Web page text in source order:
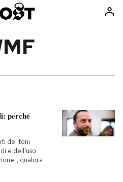
Consumismi
Ok Boomer!
Media
perché
dei toni
e dell'uso
qualora